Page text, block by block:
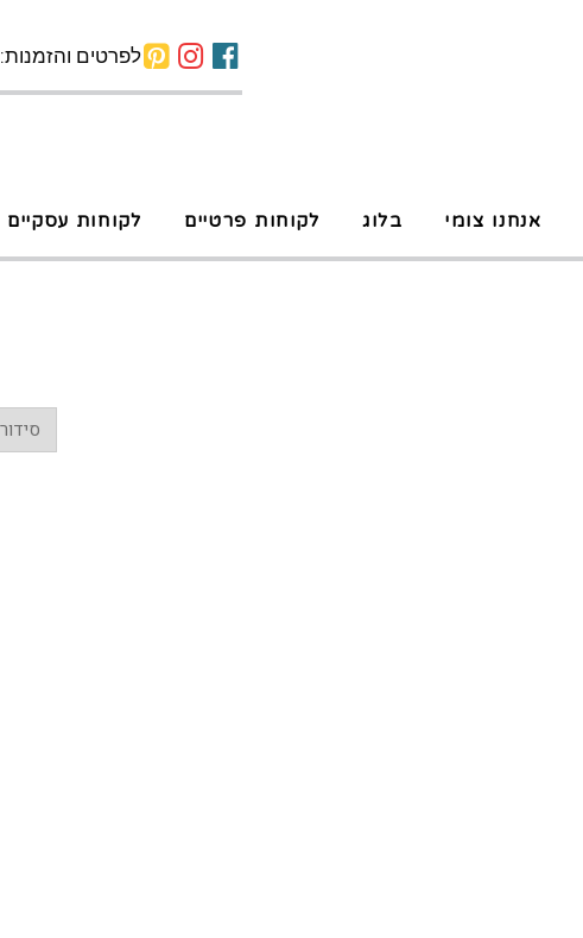
לפרטים והזמנות: 03-6444494
אנחנו צומי בלוג לקוחות פרטיים לקוחות עסקיים